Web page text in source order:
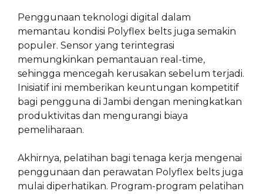
Penggunaan teknologi digital dalam
memantau kondisi Polyflex belts juga semakin
populer. Sensor yang terintegrasi
memungkinkan pemantauan real-time,
sehingga mencegah kerusakan sebelum terjadi.
Inisiatif ini memberikan keuntungan kompetitif
bagi pengguna di Jambi dengan meningkatkan
produktivitas dan mengurangi biaya
pemeliharaan.
Akhirnya, pelatihan bagi tenaga kerja mengenai
penggunaan dan perawatan Polyflex belts juga
mulai diperhatikan. Program-program pelatihan